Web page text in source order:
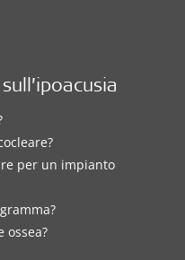
per un impianto
ossea?